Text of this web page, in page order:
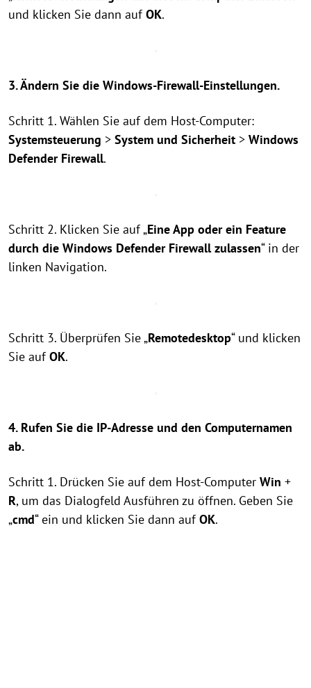
und klicken Sie dann aufOK.
3. Ändern Sie die Windows-Firewall-Einstellungen.
Schritt 1. Wählen Sie auf dem Host-Computer:
Systemsteuerung > System und Sicherheit > Windows
Defender Firewall.
Schritt 2. Klicken Sie auf „Eine App oder ein Feature
durch die Windows Defender Firewall zulassen“ in der
linken Navigation.
Schritt 3. Überprüfen Sie „Remotedesktop“ und klicken
Sie aufOK.
4. Rufen Sie die IP-Adresse und den Computernamen
ab.
Schritt 1. Drücken Sie auf dem Host-Computer Win +
R, um das Dialogfeld Ausführen zu öffnen. Geben Sie
„cmd“ ein und klicken Sie dann aufOK.